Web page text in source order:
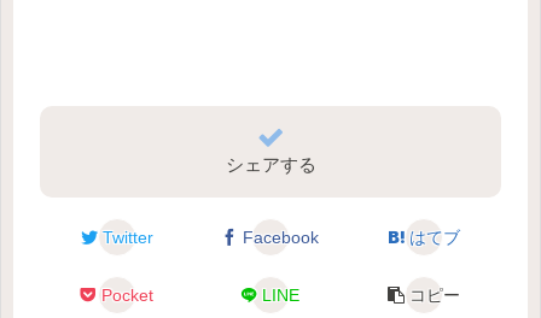
シェアする
Twitter Facebook はてブ
Pocket LINE コピー